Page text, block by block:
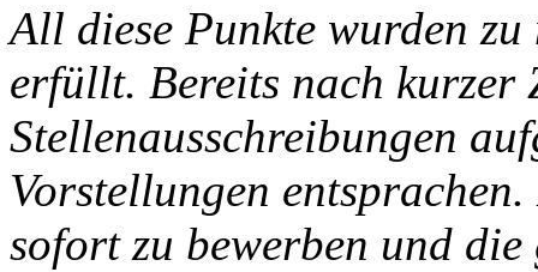
All diese Punkte wurden
erfüllt. Bereits nach kurzer
Stellenausschreibungen
Vorstellungen
sofort zu bewerben und